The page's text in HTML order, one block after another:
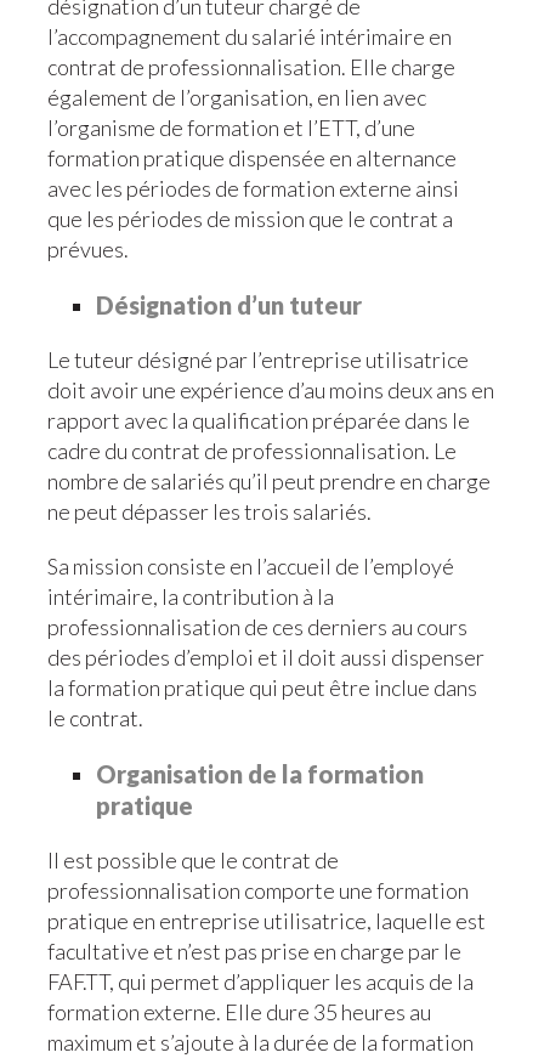
désignation d’un tuteur chargé de
l’accompagnement du salarié intérimaire en
contrat de professionnalisation. Elle charge
également de l’organisation, en lien avec
l’organisme de formation et l’ETT, d’une
formation pratique dispensée en alternance
avec les périodes de formation externe ainsi
que les périodes de mission que le contrat a
prévues.
Désignation d’un tuteur
Le tuteur désigné par l’entreprise utilisatrice
doit avoir une expérience d’au moins deux ans en
rapport avec la qualification préparée dans le
cadre du contrat de professionnalisation. Le
nombre de salariés qu’il peut prendre en charge
ne peut dépasser les trois salariés.
Sa mission consiste en l’accueil de l’employé
intérimaire, la contribution à la
professionnalisation de ces derniers au cours
des périodes d’emploi et il doit aussi dispenser
la formation pratique qui peut être inclue dans
le contrat.
Organisation de la formation
pratique
Il est possible que le contrat de
professionnalisation comporte une formation
pratique en entreprise utilisatrice, laquelle est
facultative et n’est pas prise en charge par le
FAF.TT, qui permet d’appliquer les acquis de la
formation externe. Elle dure 35 heures au
maximum et s’ajoute à la durée de la formation